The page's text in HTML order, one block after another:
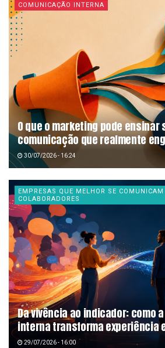
COMUNICAÇÃO INTERNA
O que o marketing pode ensinar
comunicação que realmente
30/07/2026 - 16:24
EMPRESAS QUE MELHOR SE COMUNICAM
COLABORADORES
Da vivência ao indicador: como
interna transforma experiência
29/07/2026 - 16:00